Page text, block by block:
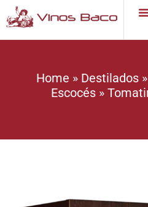
Home » Destilados»
Escocés»